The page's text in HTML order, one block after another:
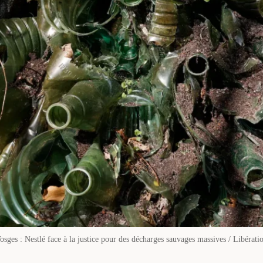
: Nestlé face à la justice pour des décharges sauvages massives /